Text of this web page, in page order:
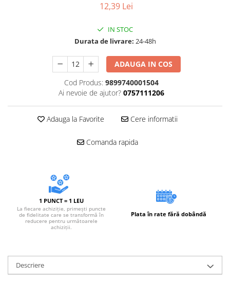
Scule electrice, unelte si accesorii
Masini de gaurit si insurubat
Polizoare unghiulare
Accesorii electrice
Amestecatoare electrice
Ciocane si topoare
Dalti, spituri, leviere
Cuttere, cutite si foarfece
Fierastraie
si frezare
Biti
12,39 Lei
IN STOC
Durata de livrare: 24-48h
ADAUGA IN COS
Cod Produs: 9899740001504
Ai nevoie de ajutor? 0757111206
Adauga la Favorite Cere informatii
Comanda rapida
1 PUNCT = 1 LEU
La fiecare achiziție, primești puncte
de fidelitate care se transformă în
reducere pentru următoarele
achiziții.
Plata în rate fără dobândă
Descriere